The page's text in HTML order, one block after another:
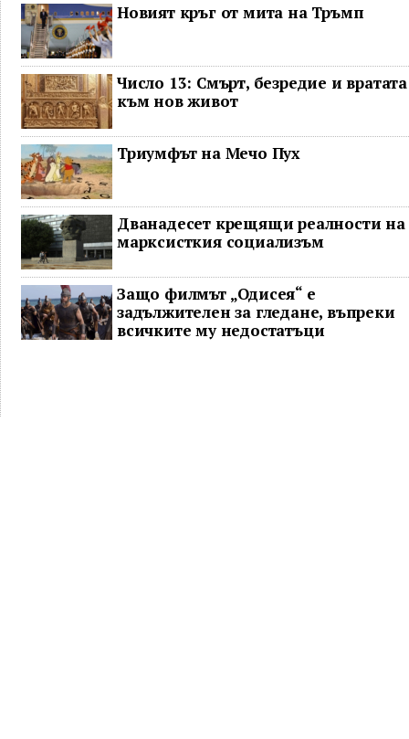
Новият кръг от мита на Тръмп
Число 13: Смърт, безредие и вратата
към нов живот
Триумфът на Мечо Пух
Дванадесет крещящи реалности на
марксисткия социализъм
Защо филмът „Одисея“ е
задължителен за гледане, въпреки
всичките му недостатъци